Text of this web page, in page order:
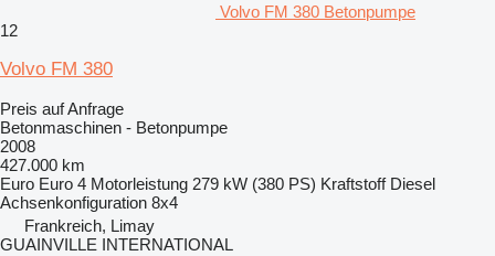
Volvo FM 380 Betonpumpe
12
Volvo FM 380
Preis auf Anfrage
Betonmaschinen - Betonpumpe
2008
427.000 km
Euro Euro 4 Motorleistung 279 kW (380 PS) Kraftstoff Diesel
Achsenkonfiguration 8x4
Frankreich, Limay
GUAINVILLE INTERNATIONAL